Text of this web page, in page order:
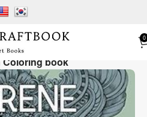
0
Coloring book